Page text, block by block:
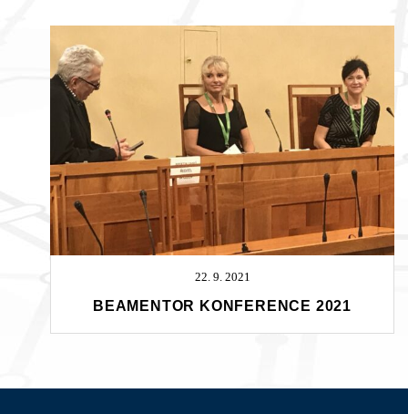
22. 9. 2021
BEAMENTOR KONFERENCE 2021